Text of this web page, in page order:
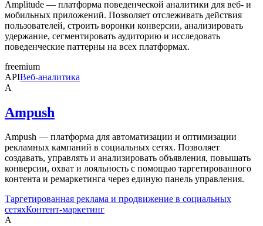
Amplitude — платформа поведенческой аналитики для веб- и
мобильных приложений. Позволяет отслеживать действия
пользователей, строить воронки конверсии, анализировать
удержание, сегментировать аудиторию и исследовать
поведенческие паттерны на всех платформах.
freemium
APIВеб-аналитика
A
Ampush
Ampush — платформа для автоматизации и оптимизации
рекламных кампаний в социальных сетях. Позволяет
создавать, управлять и анализировать объявления, повышать
конверсии, охват и лояльность с помощью таргетированного
контента и ремаркетинга через единую панель управления.
Таргетированная реклама и продвижение в социальных
сетяхКонтент-маркетинг
A